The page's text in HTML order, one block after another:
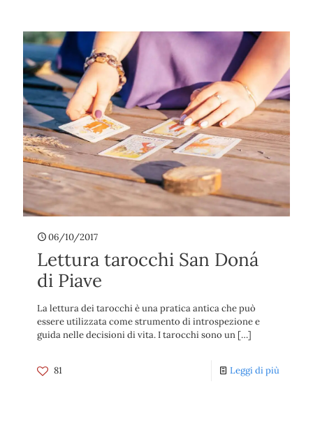
06/10/2017
Lettura tarocchi San Doná
di Piave
La lettura dei tarocchi è una pratica antica che può
essere utilizzata come strumento di introspezione e
guida nelle decisioni di vita. I tarocchi sono un […]
81 Leggi di più